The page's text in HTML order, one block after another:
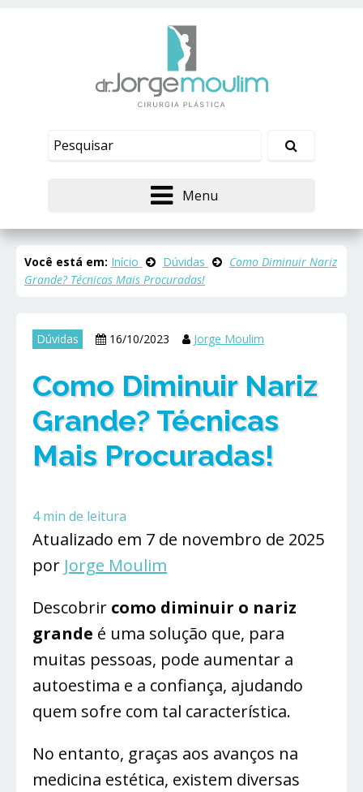
Menu
Você está em: Início Dúvidas
Como Diminuir Nariz
Grande? Técnicas Mais Procuradas!
Dúvidas 16/10/2023 Jorge Moulim
Como Diminuir Nariz
Grande? Técnicas
Mais Procuradas!
4min de leitura
Atualizado em 7 de novembro de 2025
por Jorge Moulim
Descobrir como diminuir o nariz
grande é uma solução que, para
muitas pessoas, pode aumentar a
autoestima e a confiança, ajudando
quem sofre com tal característica.
No entanto, graças aos avanços na
medicina estética, existem diversas